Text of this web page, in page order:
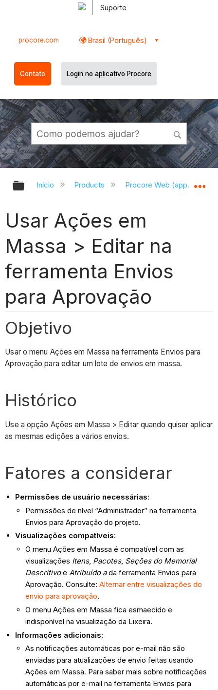
Suporte
procore.com Brasil (Português)
Contato Login no aplicativo Procore
Expandir/recolher hierarquia
Início Products Procore Web
Usar Ações em
Massa > Editar na
ferramenta Envios
para Aprovação
Objetivo
Usar o menu Ações em Massa na ferramenta Envios para
Aprovação para editar um lote de envios em massa.
Histórico
Use a opção Ações em Massa > Editar quando quiser aplicar
as mesmas edições a vários envios.
Fatores a considerar
Permissões de usuário necessárias:
Permissões de nível “Administrador” na ferramenta
Envios para Aprovação do projeto.
Visualizações compatíveis:
O menu Ações em Massa é compatível com as
visualizações Itens, Pacotes, Seções do Memorial
DescritivoeAtribuído ada ferramenta Envios para
Aprovação. Consulte:Alternar entre visualizações do
envio para aprovação.
O menu Ações em Massa fica esmaecido e
indisponível na visualização da Lixeira.
Informações adicionais:
As notificações automáticas por e-mail não são
enviadas para atualizações de envio feitas usando
Ações em Massa. Para saber mais sobre notificações
automáticas por e-mail na ferramenta Envios para